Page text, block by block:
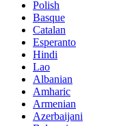
Polish
Basque
Catalan
Esperanto
Hindi
Lao
Albanian
Amharic
Armenian
Azerbaijani